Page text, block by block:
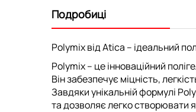
Подробиці
Polymix від Atica – ідеальний
Polymix– це інноваційний
Він забезпечуєміцність,
Завдяки унікальній формулі
та дозволяє легко створювати